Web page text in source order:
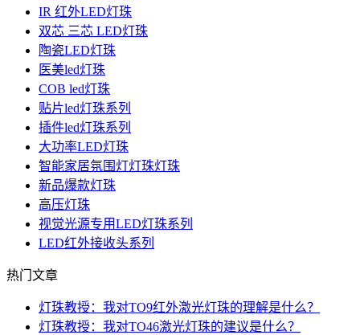
IR 红外LED灯珠
双芯 三芯 LED灯珠
陶瓷LED灯珠
医美led灯珠
COB led灯珠
贴片led灯珠系列
插件led灯珠系列
大功率LED灯珠
智能家居氛围灯灯珠灯珠
新品爆款灯珠
高压灯珠
视觉光源专用LED灯珠系列
LED红外接收头系列
热门文章
灯珠教授：我对TO9红外激光灯珠的理解是什么？
灯珠教授：我对TO46激光灯珠的建议是什么？